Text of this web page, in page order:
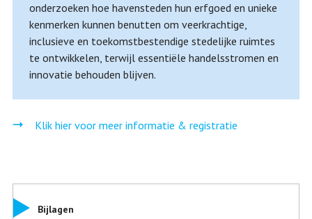
onderzoeken hoe havensteden hun erfgoed en unieke
kenmerken kunnen benutten om veerkrachtige,
inclusieve en toekomstbestendige stedelijke ruimtes
te ontwikkelen, terwijl essentiële handelsstromen en
innovatie behouden blijven.
Klik hier voor meer informatie & registratie
Bijlagen